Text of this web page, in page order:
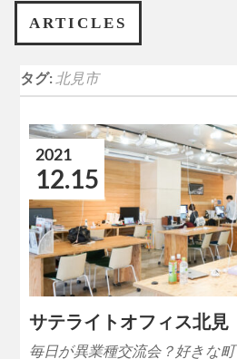
ARTICLES
タグ: 北見市
2021
12.15
サテライトオフィス北見
毎日が異業種交流会？好きな